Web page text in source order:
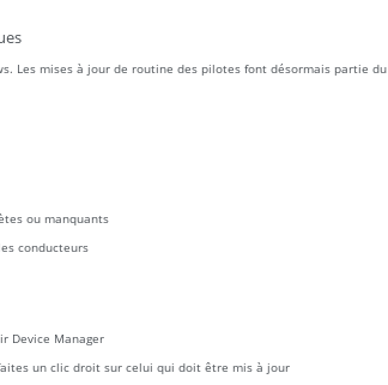
Les mises à jour de routine des pilotes font désormais partie du
ou manquants
conducteurs
Device Manager
un clic droit sur celui qui doit être mis à jour